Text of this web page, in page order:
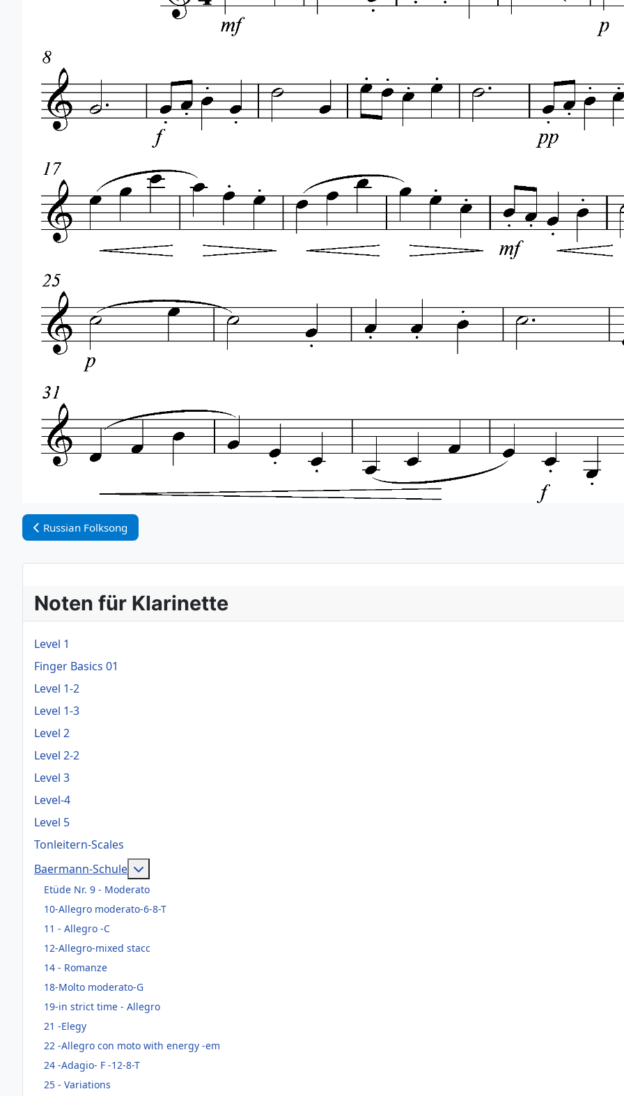
Vorheriger Beitrag: Russian Folksong
Russian Folksong
Noten für Klarinette
Level 1
Finger Basics 01
Level 1-2
Level 1-3
Level 2
Level 2-2
Level 3
Level-4
Level 5
Tonleitern-Scales
Baermann-Schule
Etüde Nr. 9 - Moderato
10-Allegro moderato-6-8-T
11 - Allegro -C
12-Allegro-mixed stacc
14 - Romanze
18-Molto moderato-G
19-in strict time - Allegro
21 -Elegy
22 -Allegro con moto with energy -em
24 -Adagio- F -12-8-T
25 - Variations